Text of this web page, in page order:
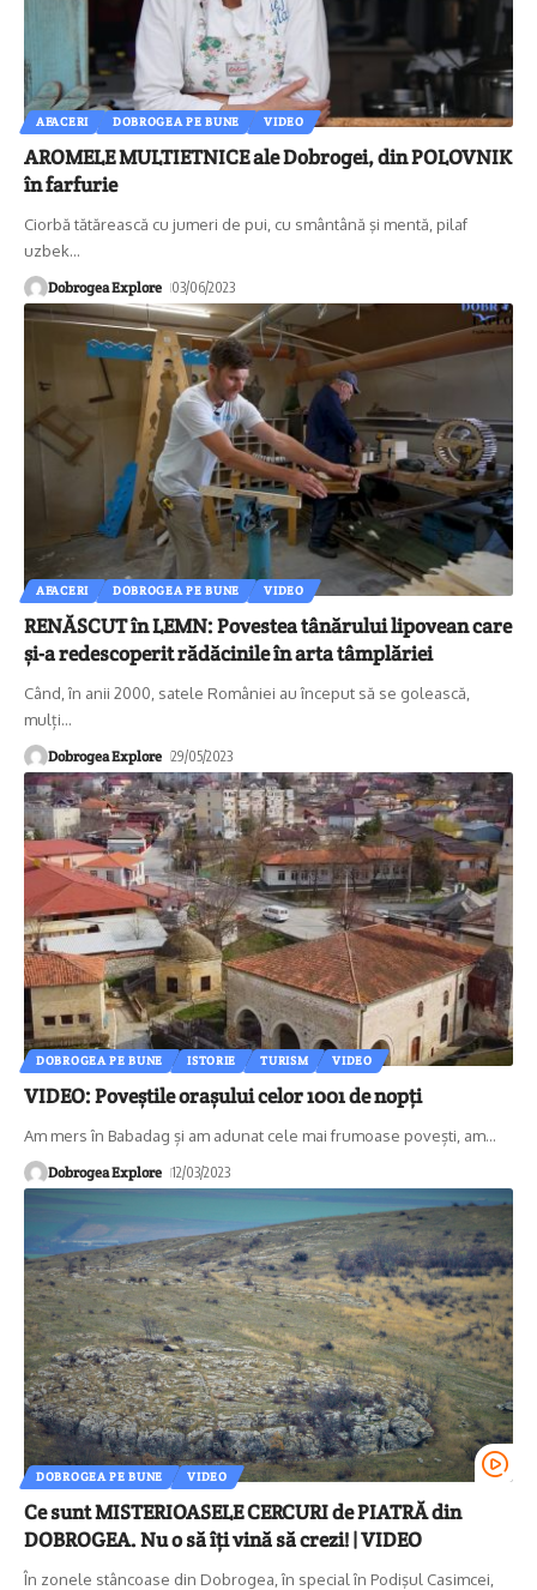
AFACERI DOBROGEA PE BUNE VIDEO
AROMELE MULTIETNICE ale Dobrogei, din POLOVNIK
în farfurie
Ciorbă tătărească cu jumeri de pui, cu smântână şi mentă, pilaf
uzbek…
Dobrogea Explore 03/06/2023
AFACERI DOBROGEA PE BUNE VIDEO
RENĂSCUT în LEMN: Povestea tânărului lipovean care
și-a redescoperit rădăcinile în arta tâmplăriei
Când, în anii 2000, satele României au început să se golească,
mulți…
Dobrogea Explore 29/05/2023
DOBROGEA PE BUNE ISTORIE TURISM VIDEO
VIDEO: Poveștile orașului celor 1001 de nopți
Am mers în Babadag și am adunat cele mai frumoase povești, am…
Dobrogea Explore 12/03/2023
DOBROGEA PE BUNE VIDEO
Ce sunt MISTERIOASELE CERCURI de PIATRĂ din
DOBROGEA. Nu o să îți vină să crezi! | VIDEO
În zonele stâncoase din Dobrogea, în special în Podişul Casimcei,